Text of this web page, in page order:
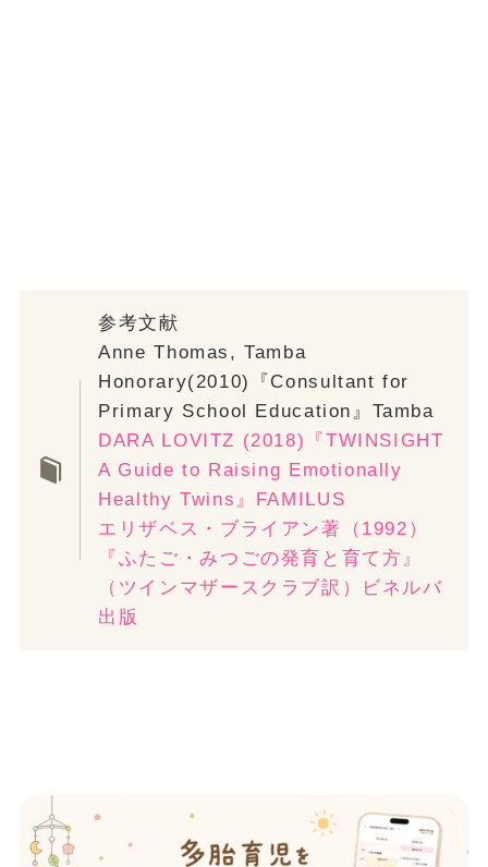
参考文献
Anne Thomas, Tamba
Honorary(2010)『Consultant for
Primary School Education』Tamba
DARA LOVITZ (2018)『TWINSIGHT
A Guide to Raising Emotionally
Healthy Twins』FAMILUS
エリザベス・ブライアン著（1992）
『ふたご・みつごの発育と育て方』
（ツインマザースクラブ訳）ビネルバ
出版